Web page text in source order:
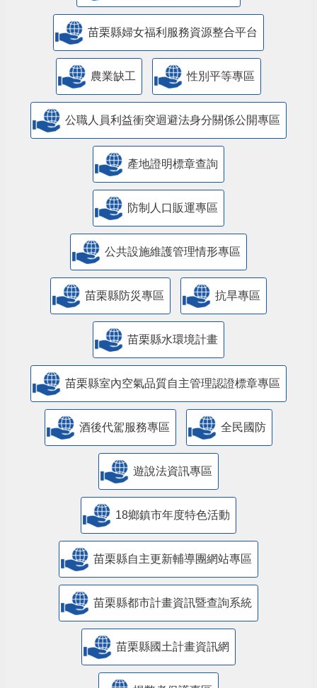
苗栗縣婦女福利服務資源整合平台
農業缺工 性別平等專區
公職人員利益衝突迴避法身分關係公開專區
產地證明標章查詢
防制人口販運專區
​公共設施維護管理情形專區
苗栗縣防災專區 抗旱專區
苗栗縣水環境計畫
苗栗縣室內空氣品質自主管理認證標章專區
酒後代駕服務專區 全民國防
遊說法資訊專區
18鄉鎮市年度特色活動
苗栗縣自主更新輔導團網站專區
苗栗縣都市計畫資訊暨查詢系統
苗栗縣國土計畫資訊網